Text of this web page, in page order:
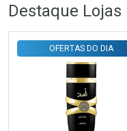
Laboratório
Por Menos
Destaque Lojas
OFERTAS DO DIA